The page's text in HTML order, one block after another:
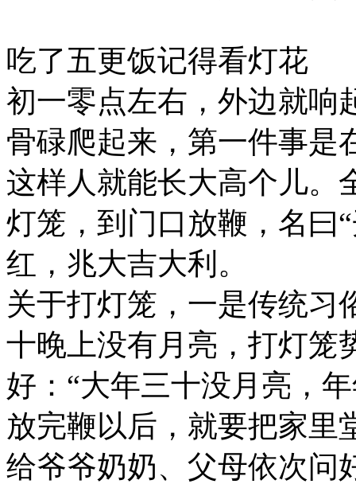
吃了五更饭记得看灯花
初一零点左右，外边就响
骨碌爬起来，第一件事是
这样人就能长大高个儿。
灯笼，到门口放鞭，名曰
红，兆大吉大利。
关于打灯笼，一是传统习
十晚上没有月亮，打灯笼
好：“大年三十没月亮，
放完鞭以后，就要把家里
给爷爷奶奶、父母依次问